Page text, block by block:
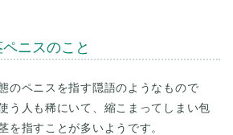
ニスのこと
のペニスを指す隠語のようなもので
う人も稀にいて、縮こまってしまい包
を指すことが多いようです。